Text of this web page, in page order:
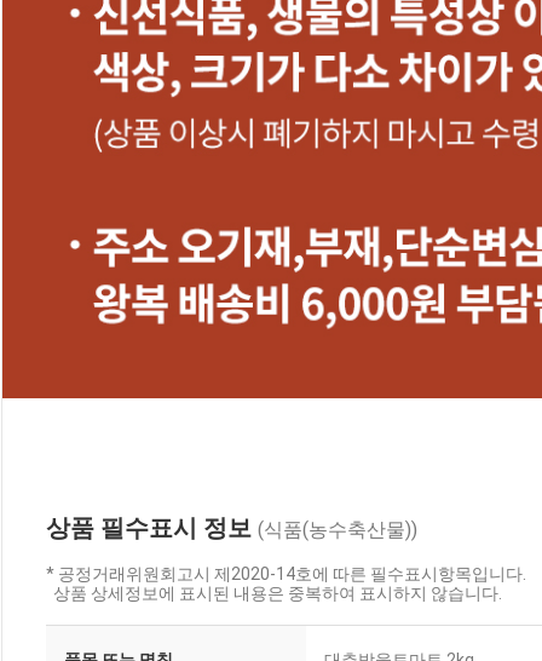
상품 필수표시 정보 (식품(농수축산물))
* 공정거래위원회고시 제2020-14호에 따른 필수표시항목입니다.
상품 상세정보에 표시된 내용은 중복하여 표시하지 않습니다.